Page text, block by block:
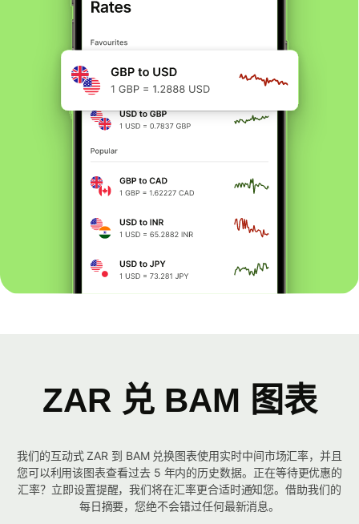
ZAR 兑 BAM 图表
我们的互动式 ZAR 到 BAM 兑换图表使用实时中间市场汇率，并且
您可以利用该图表查看过去 5 年内的历史数据。正在等待更优惠的
汇率？立即设置提醒，我们将在汇率更合适时通知您。借助我们的
每日摘要，您绝不会错过任何最新消息。